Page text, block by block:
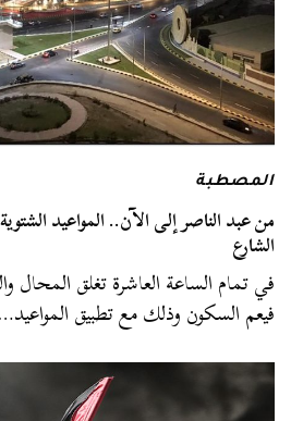
المصطبة
من عبد الناصر إلى الآن.. المواعيد
الشارع
في تمام الساعة العاشرة تغلق المحال
فيعم السكون وذلك مع تطبيق المواعيد…